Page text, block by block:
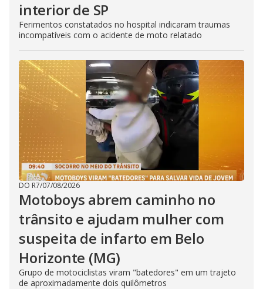
interior de SP
Ferimentos constatados no hospital indicaram traumas
incompatíveis com o acidente de moto relatado
DO R7/07/08/2026
Motoboys abrem caminho no
trânsito e ajudam mulher com
suspeita de infarto em Belo
Horizonte (MG)
Grupo de motociclistas viram "batedores" em um trajeto
de aproximadamente dois quilômetros